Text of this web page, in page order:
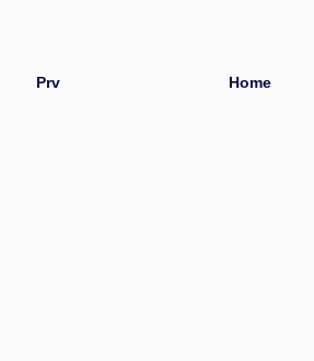
Prv Home